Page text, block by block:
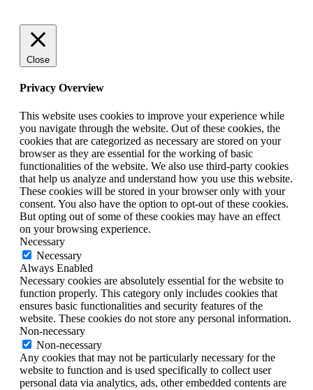
Close
Privacy Overview
This website uses cookies to improve your experience while
you navigate through the website. Out of these cookies, the
cookies that are categorized as necessary are stored on your
browser as they are essential for the working of basic
functionalities of the website. We also use third-party cookies
that help us analyze and understand how you use this website.
These cookies will be stored in your browser only with your
consent. You also have the option to opt-out of these cookies.
But opting out of some of these cookies may have an effect
on your browsing experience.
Necessary
Necessary
Always Enabled
Necessary cookies are absolutely essential for the website to
function properly. This category only includes cookies that
ensures basic functionalities and security features of the
website. These cookies do not store any personal information.
Non-necessary
Non-necessary
Any cookies that may not be particularly necessary for the
website to function and is used specifically to collect user
personal data via analytics, ads, other embedded contents are